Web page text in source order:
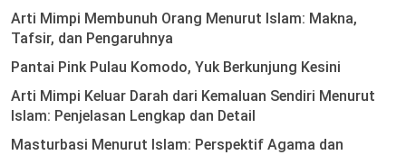
Arti Mimpi Membunuh Orang Menurut Islam: Makna,
Tafsir, dan Pengaruhnya
Pantai Pink Pulau Komodo, Yuk Berkunjung Kesini
Arti Mimpi Keluar Darah dari Kemaluan Sendiri Menurut
Islam: Penjelasan Lengkap dan Detail
Masturbasi Menurut Islam: Perspektif Agama dan